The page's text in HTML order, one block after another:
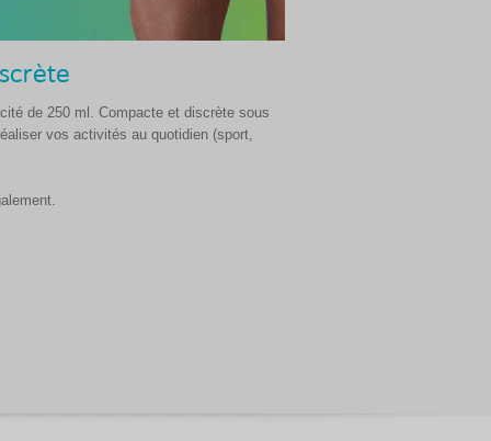
de 250 ml. Compacte et discrète sous
vos activités au quotidien (sport,